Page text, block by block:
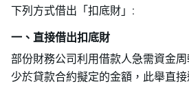
下列方式借出「扣底財」:
一、直接借出扣底財
部份財務公司利用借款人急需資金
少於貸款合約擬定的金額，此舉直